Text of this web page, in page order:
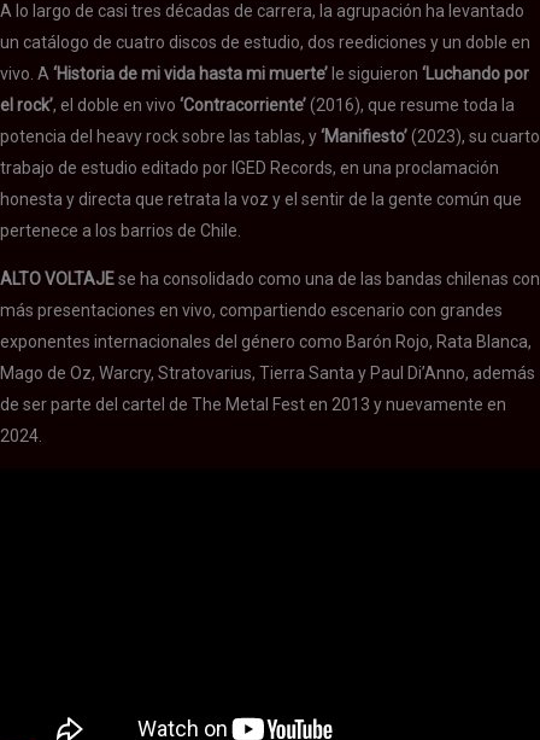
A lo largo de casi tres décadas de carrera, la agrupación ha levantado
un catálogo de cuatro discos de estudio, dos reediciones y un doble en
vivo. A ‘Historia de mi vida hasta mi muerte’ le siguieron ‘Luchando por
el rock’, el doble en vivo ‘Contracorriente’(2016), que resume toda la
potencia del heavy rock sobre las tablas, y‘Manifiesto’(2023), su cuarto
trabajo de estudio editado por IGED Records, en una proclamación
honesta y directa que retrata la voz y el sentir de la gente común que
pertenece a los barrios de Chile.
ALTO VOLTAJEse ha consolidado como una de las bandas chilenas con
más presentaciones en vivo, compartiendo escenario con grandes
exponentes internacionales del género como Barón Rojo, Rata Blanca,
Mago de Oz, Warcry, Stratovarius, Tierra Santa y Paul Di’Anno, además
de ser parte del cartel de The Metal Fest en 2013 y nuevamente en
2024.